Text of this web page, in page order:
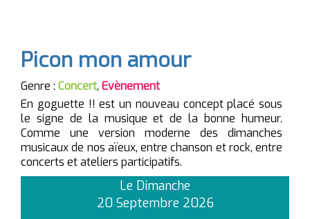
Picon mon amour
Genre : Concert, Evènement
En goguette !! est un nouveau concept placé sous
le signe de la musique et de la bonne humeur.
Comme une version moderne des dimanches
musicaux de nos aïeux, entre chanson et rock, entre
concerts et ateliers participatifs.
Le Dimanche
20 Septembre 2026